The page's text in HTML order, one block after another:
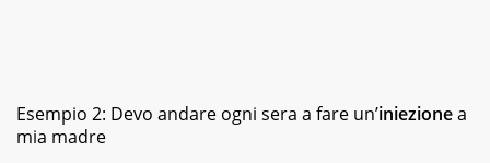
Esempio 2: Devo andare ogni sera a fare un’iniezionea
mia madre